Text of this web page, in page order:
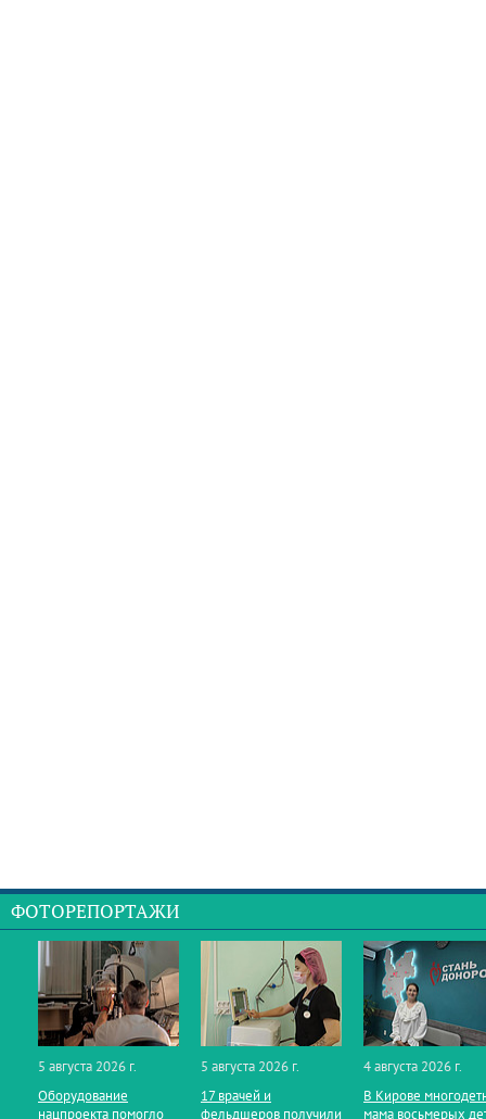
ФОТОРЕПОРТАЖИ
5 августа 2026 г.
Оборудование
нацпроекта помогло
5 августа 2026 г.
17 врачей и
фельдшеров получили
4 августа 2026 г.
В Кирове
мама восьмерых